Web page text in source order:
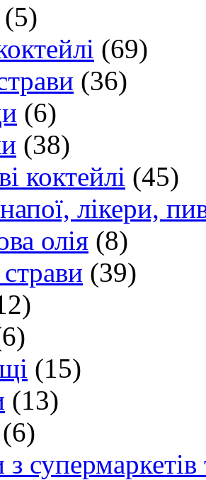
(5)
(69)
(36)
(6)
(38)
коктейлі (45)
лікери,
олія (8)
(39)
(15)
(13)
(6)
супермаркетів